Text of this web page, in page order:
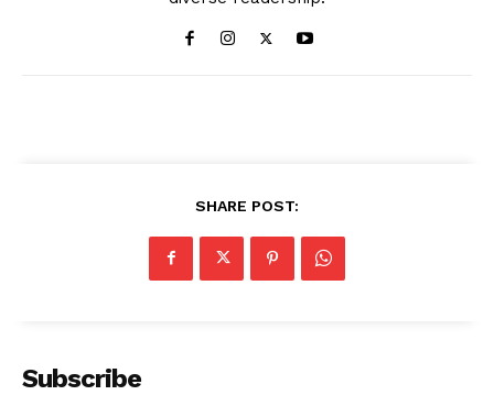
SHARE POST:
Subscribe